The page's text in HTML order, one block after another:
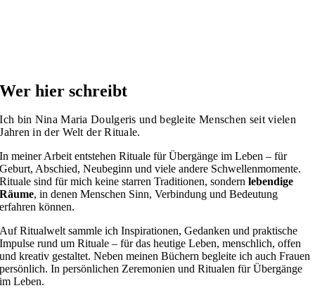
Wer hier schreibt
Ich bin Nina Maria Doulgeris und begleite Menschen seit vielen
Jahren in der Welt der Rituale.
In meiner Arbeit entstehen Rituale für Übergänge im Leben – für
Geburt, Abschied, Neubeginn und viele andere Schwellenmomente.
Rituale sind für mich keine starren Traditionen, sondern lebendige
Räume, in denen Menschen Sinn, Verbindung und Bedeutung
erfahren können.
Auf Ritualwelt sammle ich Inspirationen, Gedanken und praktische
Impulse rund um Rituale – für das heutige Leben, menschlich, offen
und kreativ gestaltet. Neben meinen Büchern begleite ich auch Frauen
persönlich. In persönlichen Zeremonien und Ritualen für Übergänge
im Leben.